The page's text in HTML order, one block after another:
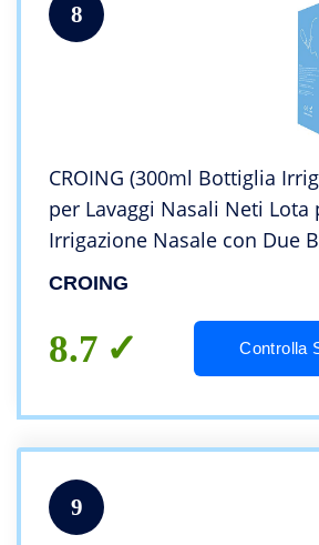
8
CROING (300ml Bottiglia
per Lavaggi Nasali Neti Lota
Irrigazione Nasale con Due
CROING
8.7 Controlla
9